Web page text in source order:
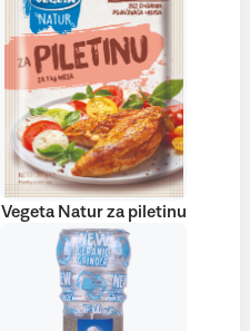
Vegeta Natur za piletinu